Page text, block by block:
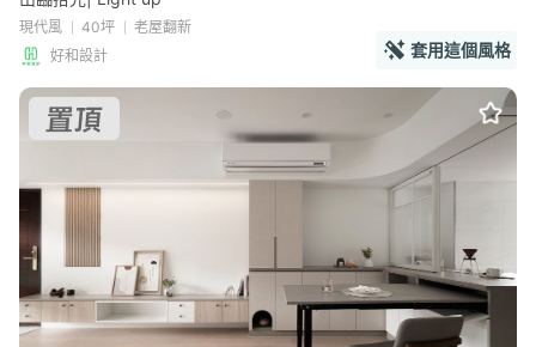
現代風 40坪
老屋翻新
好和設計
套用這個風格